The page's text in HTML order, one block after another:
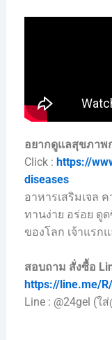
อยากดูแลสุขภาพ
Click : https://
diseases
อาหารเสริมเจล
ทานง่าย อร่อย ดู
ของโลก เจ้าแรก
สอบถาม สั่งซื้อ
https://line.me/
Line : @24gel (